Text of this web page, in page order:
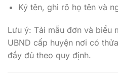
Ký tên, ghi rõ họ tên và
Lưu ý: Tải mẫu đơn và biểu
UBND cấp huyện nơi có
đầy đủ theo quy định.